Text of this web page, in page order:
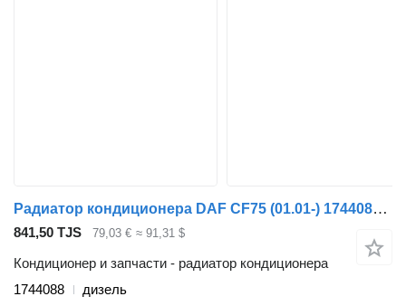
Радиатор кондиционера DAF CF75 (01.01-) 1744088 для тягача DAF LF45, LF55, LF180, CF65, CF75, CF85 (2001-)
841,50 TJS 79,03 € ≈ 91,31 $
Кондиционер и запчасти - радиатор кондиционера
1744088
дизель